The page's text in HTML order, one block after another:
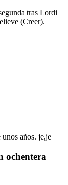
tras Lordi
(Creer).
años. je,je
ochentera